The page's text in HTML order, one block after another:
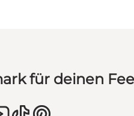
für deinen